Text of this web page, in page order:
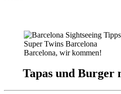
Barcelona, wir kommen!
Tapas und Burger